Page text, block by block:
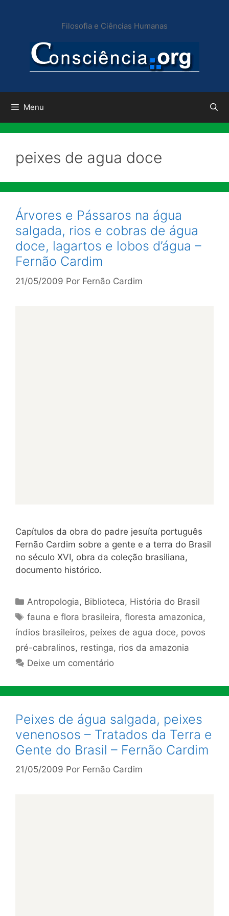
conteúdo
Filosofia e Ciências Humanas
Menu
peixes de agua doce
Árvores e Pássaros na água
salgada, rios e cobras de água
doce, lagartos e lobos d’água –
Fernão Cardim
21/05/2009 Por Fernão Cardim
Capítulos da obra do padre jesuíta português
Fernão Cardim sobre a gente e a terra do Brasil
no século XVI, obra da coleção brasiliana,
documento histórico.
Categorias
Antropologia, Biblioteca, História do Brasil
Tags
fauna e flora brasileira,floresta amazonica,
índios brasileiros, peixes de agua doce, povos
pré-cabralinos, restinga, rios da amazonia
Deixe um comentário
Peixes de água salgada, peixes
venenosos – Tratados da Terra e
Gente do Brasil – Fernão Cardim
21/05/2009 Por Fernão Cardim